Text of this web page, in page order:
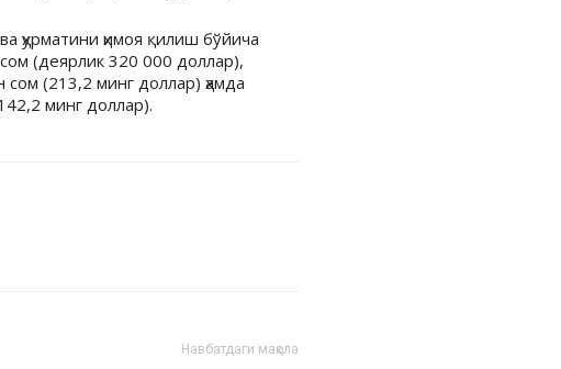
ҳурматини ҳимоя қилиш бўйича
(деярлик 320 000 доллар),
(213,2 минг доллар) ҳамда
минг доллар).
Навбатдаги мақола